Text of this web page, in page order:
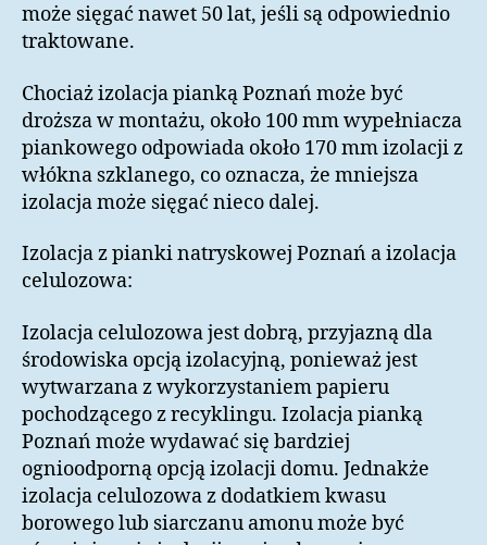
może sięgać nawet 50 lat, jeśli są odpowiednio
traktowane.
Chociaż izolacja pianką Poznań może być
droższa w montażu, około 100 mm wypełniacza
piankowego odpowiada około 170 mm izolacji z
włókna szklanego, co oznacza, że ​​mniejsza
izolacja może sięgać nieco dalej.
Izolacja z pianki natryskowej Poznań a izolacja
celulozowa:
Izolacja celulozowa jest dobrą, przyjazną dla
środowiska opcją izolacyjną, ponieważ jest
wytwarzana z wykorzystaniem papieru
pochodzącego z recyklingu. Izolacja pianką
Poznań może wydawać się bardziej
ognioodporną opcją izolacji domu. Jednakże
izolacja celulozowa z dodatkiem kwasu
borowego lub siarczanu amonu może być